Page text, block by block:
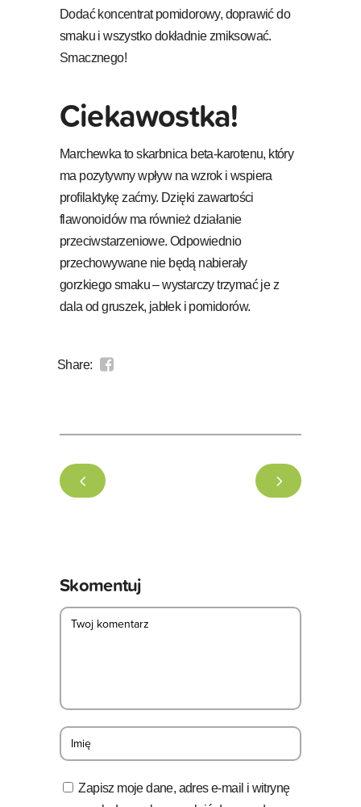
Dodać koncentrat pomidorowy, doprawić do
smaku i wszystko dokładnie zmiksować.
Smacznego!
Ciekawostka!
Marchewka to skarbnica beta-karotenu, który
ma pozytywny wpływ na wzrok i wspiera
profilaktykę zaćmy. Dzięki zawartości
flawonoidów ma również działanie
przeciwstarzeniowe. Odpowiednio
przechowywane nie będą nabierały
gorzkiego smaku – wystarczy trzymać je z
dala od gruszek, jabłek i pomidorów.
Share:
Skomentuj
Zapisz moje dane, adres e-mail i witrynę